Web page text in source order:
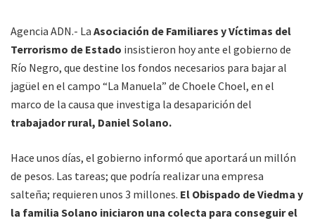
Agencia ADN.- La Asociación de Familiares y Víctimas del
Terrorismo de Estado insistieron hoy ante el gobierno de
Río Negro, que destine los fondos necesarios para bajar al
jagüel en el campo “La Manuela” de Choele Choel, en el
marco de la causa que investiga la desaparición del
trabajador rural, Daniel Solano.
Hace unos días, el gobierno informó que aportará un millón
de pesos. Las tareas; que podría realizar una empresa
salteña; requieren unos 3 millones. El Obispado de Viedma y
la familia Solano iniciaron una colecta para conseguir el